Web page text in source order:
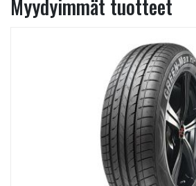
Myydyimmät tuotteet